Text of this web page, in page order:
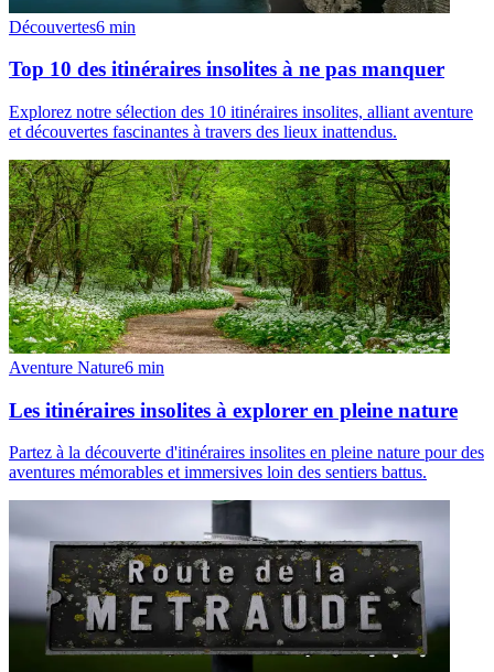
Découvertes6 min
Top 10 des itinéraires insolites à ne pas manquer
Explorez notre sélection des 10 itinéraires insolites, alliant aventure
et découvertes fascinantes à travers des lieux inattendus.
Aventure Nature6 min
Les itinéraires insolites à explorer en pleine nature
Partez à la découverte d'itinéraires insolites en pleine nature pour des
aventures mémorables et immersives loin des sentiers battus.